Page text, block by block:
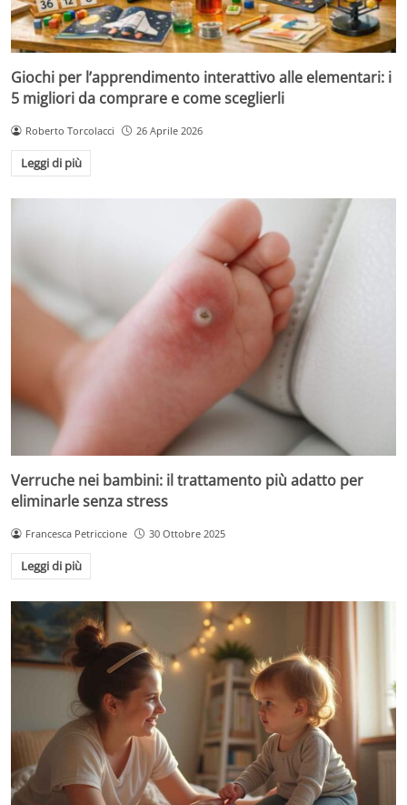
Giochi per l’apprendimento interattivo alle elementari: i
5 migliori da comprare e come sceglierli
Roberto Torcolacci 26 Aprile 2026
Leggi di più
Verruche nei bambini: il trattamento più adatto per
eliminarle senza stress
Francesca Petriccione 30 Ottobre 2025
Leggi di più